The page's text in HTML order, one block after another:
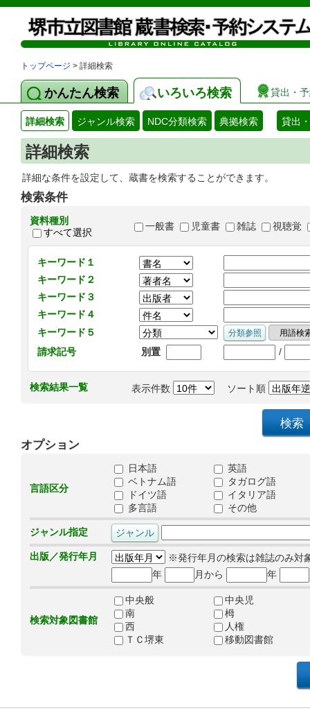
トップページ > 詳細検索
かんたん検索 いろいろ検索 貸出・
詳細検索 ジャンル検索 NDC分類検索 典拠検索 貸出
詳細検索
詳細な条件を設定して、蔵書を検索することができます。
検索条件
資料種別
すべて選択
一般書 児童書 雑誌 視聴覚
キーワード１
キーワード２
キーワード３
キーワード４
キーワード５
請求記号
別置 /
検索結果一覧 表示件数 ソート順
オプション
言語区分
日本語
英語
ベトナム語
タガログ語
ドイツ語
イタリア語
多言語
その他
ジャンル指定
出版／発行年月
※発行年月の検索は雑誌のみ対
年
月から 年
検索対象図書館
中央般
中央児
南
栂
西
人権
ＴＣ堺東
移動図書館